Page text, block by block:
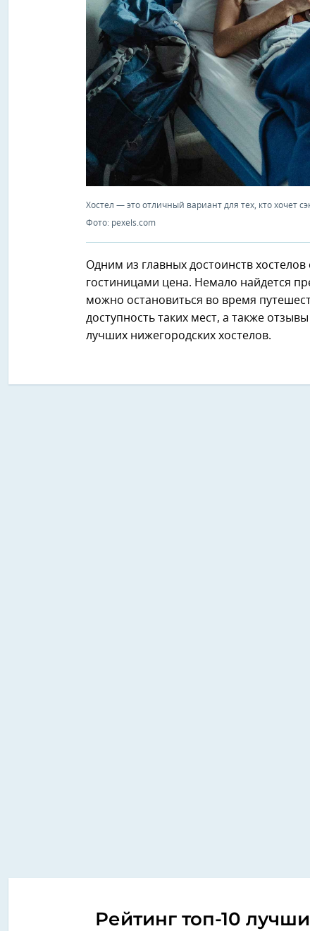
Хостел — это отличный вариант для тех, кто хочет
Фото: pexels.com
Одним из главных достоинств
гостиницами цена. Немало найдется
можно остановиться во время
доступность таких мест, а также
лучших нижегородских хостелов.
Рейтинг топ-10